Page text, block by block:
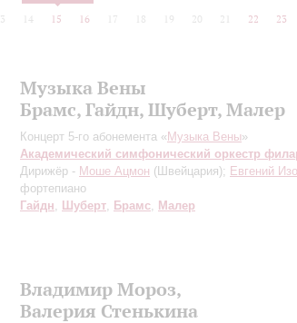
13 14 15 16 17 18 19 20 21 22 23
Музыка Вены
Брамс, Гайдн, Шуберт, Малер
Концерт 5-го абонемента « Музыка Вены»
Академический симфонический оркестр
Дирижёр - Моше Ацмон (Швейцария); Евгений
фортепиано
Гайдн, Шуберт, Брамс, Малер
Владимир Мороз,
Валерия Стенькина